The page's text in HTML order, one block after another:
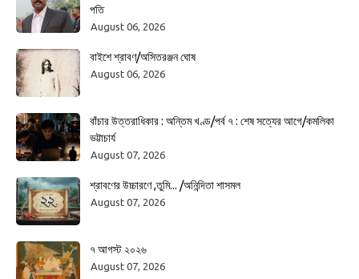
পতি
August 06, 2026
বাইশে শ্রাবণ/অসিতরঞ্জন ঘোষ
August 06, 2026
বাঁচার উত্তরাধিকার : অন্তিম খণ্ড/পর্ব ৭ : শেষ সত্যের আগে/কমলিকা
ভট্টাচার্য
August 07, 2026
শ্রাবণের উচ্চারণে ,তুমি... /অনিন্দিতা শাসমল
August 07, 2026
৭ আগস্ট ২০২৬
August 07, 2026